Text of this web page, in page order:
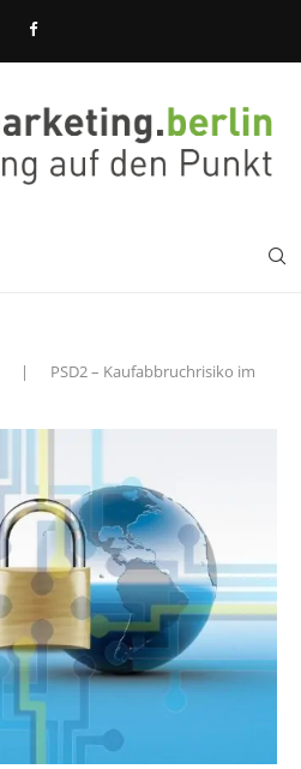
|
PSD2 – Kaufabbruchrisiko im